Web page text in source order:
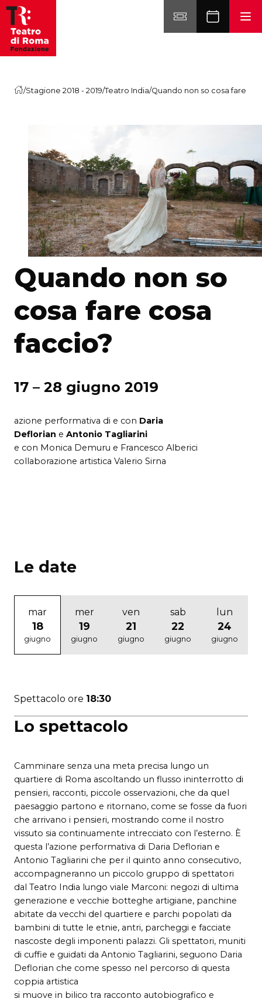
Vai al contenuto
/Stagione 2018 - 2019/Teatro India/Quando non so cosa fare
Quando non so
cosa fare cosa
faccio?
17 – 28 giugno 2019
azione performativa di e con Daria
Deflorian e Antonio Tagliarini
e con Monica Demuru e Francesco Alberici
collaborazione artistica Valerio Sirna
Lo spettacolo
Camminare senza una meta precisa lungo un
quartiere di Roma ascoltando un flusso ininterrotto di
pensieri, racconti, piccole osservazioni, che da quel
paesaggio partono e ritornano, come se fosse da fuori
che arrivano i pensieri, mostrando come il nostro
vissuto sia continuamente intrecciato con l’esterno. È
questa l’azione performativa di Daria Deflorian e
Antonio Tagliarini che per il quinto anno consecutivo,
accompagneranno un piccolo gruppo di spettatori
dal Teatro India lungo viale Marconi: negozi di ultima
generazione e vecchie botteghe artigiane, panchine
abitate da vecchi del quartiere e parchi popolati da
bambini di tutte le etnie, antri, parcheggi e facciate
nascoste degli imponenti palazzi. Gli spettatori, muniti
di cuffie e guidati da Antonio Tagliarini, seguono Daria
Deflorian che come spesso nel percorso di questa
coppia artistica
si muove in bilico tra racconto autobiografico e
Le date
mar
18
giugno
mer
19
giugno
ven
21
giugno
sab
22
giugno
lun
24
giugno
Spettacolo ore 18:30